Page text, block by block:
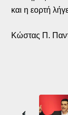
και η εορτή
Κώστας Π.